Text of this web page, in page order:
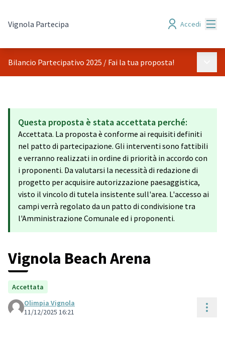
Vignola Partecipa Accedi
Bilancio Partecipativo 2025 / Fai la tua proposta!
Questa proposta è stata accettata perché:
Accettata. La proposta è conforme ai requisiti definiti
nel patto di partecipazione. Gli interventi sono fattibili
e verranno realizzati in ordine di priorità in accordo con
i proponenti. Da valutarsi la necessità di redazione di
progetto per acquisire autorizzazione paesaggistica,
visto il vincolo di tutela insistente sull'area. L'accesso ai
campi verrà regolato da un patto di condivisione tra
l'Amministrazione Comunale ed i proponenti.
Vignola Beach Arena
Accettata
Olimpia Vignola
11/12/2025 16:21